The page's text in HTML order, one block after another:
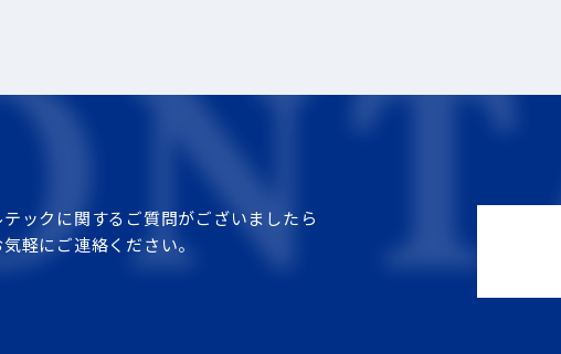
ックに関するご質問がございましたら
軽にご連絡ください。